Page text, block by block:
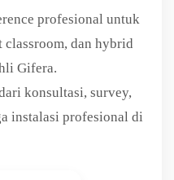
profesional untuk
classroom, dan hybrid
Gifera.
konsultasi, survey,
instalasi profesional di